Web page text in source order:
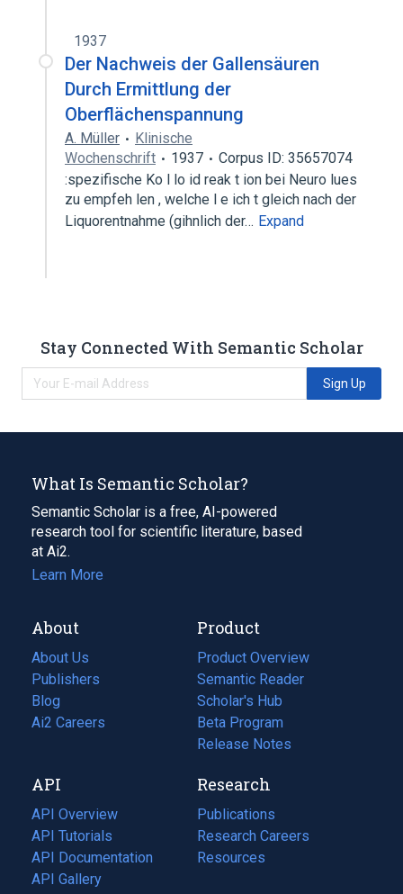
1937
Der Nachweis der Gallensäuren
Durch Ermittlung der
Oberflächenspannung
A. Müller
Klinische
Wochenschrift
1937
Corpus ID: 35657074
:spezifische Ko l lo id reak t ion bei Neuro lues
zu empfeh len , welche l e ich t gleich nach der
Liquorentnahme (gihnlich der… Expand
Stay Connected With Semantic Scholar
Sign Up
What Is Semantic Scholar?
Semantic Scholar is a free, AI-powered
research tool for scientific literature, based
at Ai2.
Learn More
About
About Us
Publishers
Blog
(opens
in
tab)
Ai2 Careers
(opens
new
tab)
Product
Product Overview
Semantic Reader
Scholar's Hub
Beta Program
Release Notes
API
API Overview
API Tutorials
API Documentation
(opens
in
API Gallery
Research
Publications
(opens
in
a
Research Careers
(opens
in
Resources
(opens